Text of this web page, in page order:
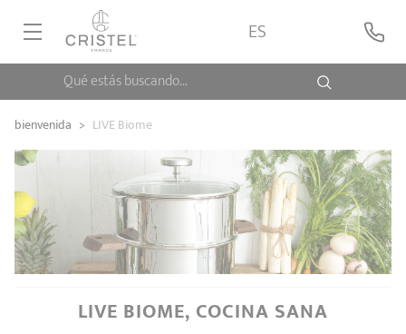
Qué estás buscando...
ES
CASA CRISTEL
COLECCIONES
CONTACTO
bienvenida > LIVE Biome
LIVE BIOME, COCINA SANA